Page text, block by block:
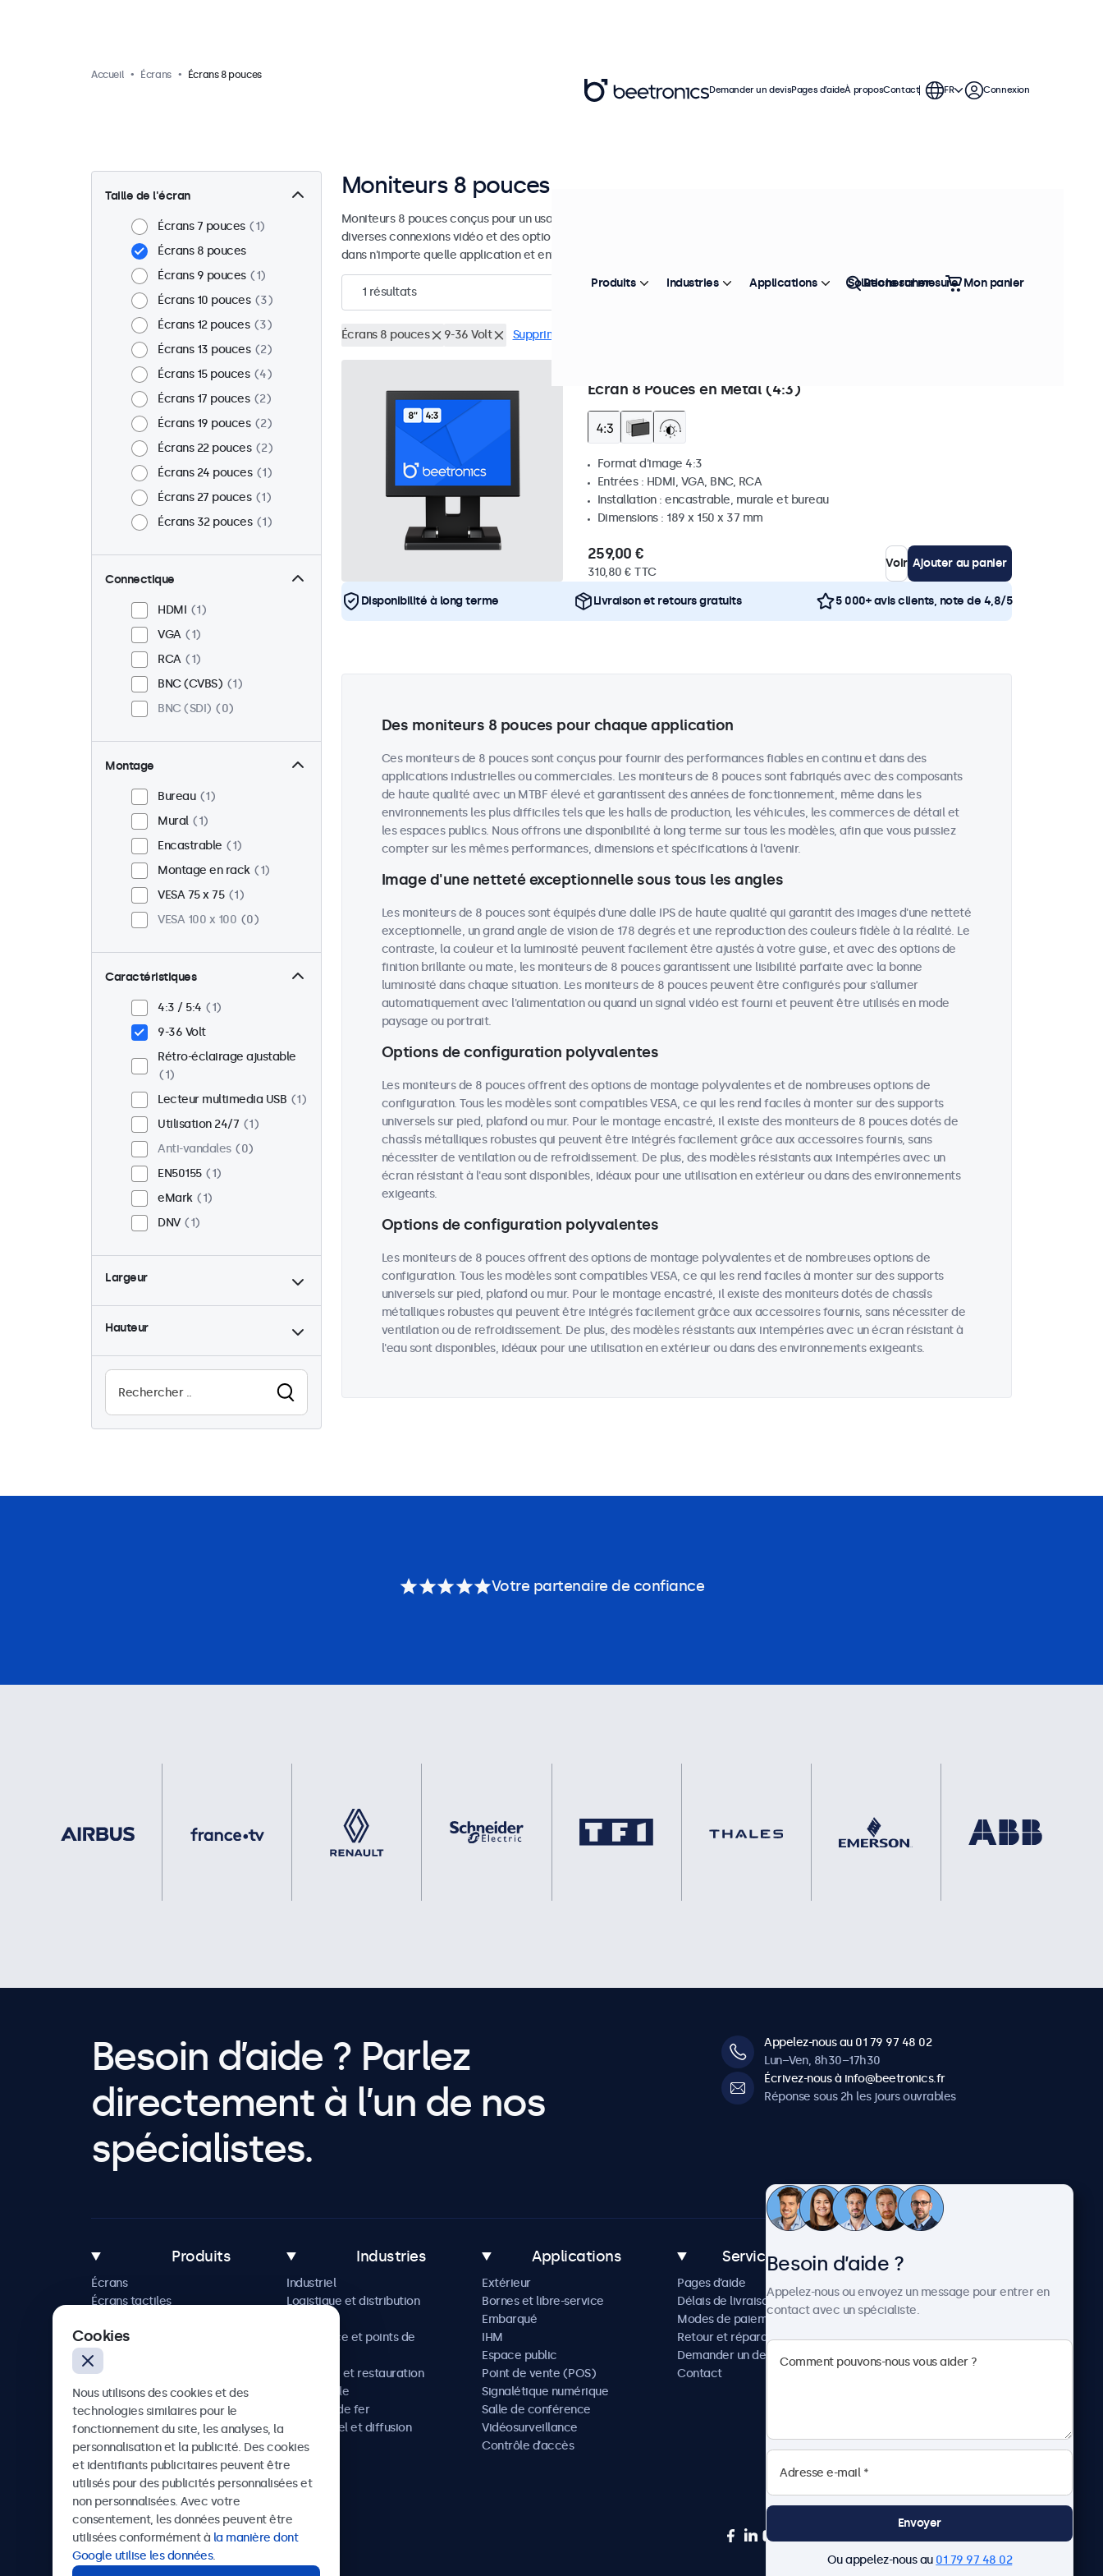
Accueil Écrans Écrans 8 pouces
Taille de l'écran
Écrans 7 pouces
1
Écrans 8 pouces
Écrans 9 pouces
1
Écrans 10 pouces
3
Écrans 12 pouces
3
Écrans 13 pouces
2
Écrans 15 pouces
4
Écrans 17 pouces
2
Écrans 19 pouces
2
Écrans 22 pouces
2
Écrans 24 pouces
1
Écrans 27 pouces
1
Écrans 32 pouces
1
Connectique
HDMI
1
VGA
1
RCA
1
BNC (CVBS)
1
BNC (SDI)
0
Montage
Bureau
1
Mural
1
Encastrable
1
Montage en rack
1
VESA 75 x 75
1
VESA 100 x 100
0
Caractéristiques
4:3 / 5:4
1
9-36 Volt
Rétro-éclairage ajustable
1
Lecteur multimedia USB
1
Utilisation 24/7
1
Anti-vandales
0
EN50155
1
eMark
1
DNV
1
Largeur
Hauteur
Moniteurs 8 pouces
Moniteurs 8 pouces conçus pour un usage industriel et commercial. Ces moniteurs de 8 pouces offrent
diverses connexions vidéo et des options de montage polyvalentes, leur permettant de s'intégrer facilement
dans n'importe quelle application et environnement.
1 résultats Top vente
Écrans 8 pouces 9-36 Volt Supprimer tous les filtres
Écran 8 Pouces en Métal (4:3)
Format d'image 4:3
Entrées : HDMI, VGA, BNC, RCA
Installation : encastrable, murale et bureau
Dimensions : 189 x 150 x 37 mm
259,00 €
310,80 € TTC
Voir Ajouter au panier
Disponibilité à long terme Livraison et retours gratuits 5 000+ avis clients, note de 4,8/5
Des moniteurs 8 pouces pour chaque application
Ces moniteurs de 8 pouces sont conçus pour fournir des performances fiables en continu et dans des
applications industrielles ou commerciales. Les moniteurs de 8 pouces sont fabriqués avec des composants
de haute qualité avec un MTBF élevé et garantissent des années de fonctionnement, même dans les
environnements les plus difficiles tels que les halls de production, les véhicules, les commerces de détail et
les espaces publics. Nous offrons une disponibilité à long terme sur tous les modèles, afin que vous puissiez
compter sur les mêmes performances, dimensions et spécifications à l'avenir.
Image d'une netteté exceptionnelle sous tous les angles
Les moniteurs de 8 pouces sont équipés d'une dalle IPS de haute qualité qui garantit des images d'une netteté
exceptionnelle, un grand angle de vision de 178 degrés et une reproduction des couleurs fidèle à la réalité. Le
contraste, la couleur et la luminosité peuvent facilement être ajustés à votre guise, et avec des options de
finition brillante ou mate, les moniteurs de 8 pouces garantissent une lisibilité parfaite avec la bonne
luminosité dans chaque situation. Les moniteurs de 8 pouces peuvent être configurés pour s'allumer
automatiquement avec l'alimentation ou quand un signal vidéo est fourni et peuvent être utilisés en mode
paysage ou portrait.
Options de configuration polyvalentes
Les moniteurs de 8 pouces offrent des options de montage polyvalentes et de nombreuses options de
configuration. Tous les modèles sont compatibles VESA, ce qui les rend faciles à monter sur des supports
universels sur pied, plafond ou mur. Pour le montage encastré, il existe des moniteurs de 8 pouces dotés de
chassîs métalliques robustes qui peuvent être intégrés facilement grâce aux accessoires fournis, sans
nécessiter de ventilation ou de refroidissement. De plus, des modèles résistants aux intempéries avec un
écran résistant à l'eau sont disponibles, idéaux pour une utilisation en extérieur ou dans des environnements
exigeants.
Options de configuration polyvalentes
Les moniteurs de 8 pouces offrent des options de montage polyvalentes et de nombreuses options de
configuration. Tous les modèles sont compatibles VESA, ce qui les rend faciles à monter sur des supports
universels sur pied, plafond ou mur. Pour le montage encastré, il existe des moniteurs dotés de chassîs
métalliques robustes qui peuvent être intégrés facilement grâce aux accessoires fournis, sans nécessiter de
ventilation ou de refroidissement. De plus, des modèles résistants aux intempéries avec un écran résistant à
l'eau sont disponibles, idéaux pour une utilisation en extérieur ou dans des environnements exigeants.
Demander un devisPages d’aideÀ proposContact FR Connexion
Produits Industries Applications Solutions sur mesure
Rechercher Mon panier
Votre partenaire de confiance
Besoin d’aide ? Parlez
directement à l’un de nos
spécialistes.
Appelez-nous au 01 79 97 48 02
Lun–Ven, 8h30–17h30
Écrivez-nous à info@beetronics.fr
Réponse sous 2h les jours ouvrables
Produits
Écrans
Écrans tactiles
Solutions sur mesure
Industries
Industriel
Logistique et distribution
Commerce et points de
Hôtellerie et restauration
Automobile
Chemins de fer
Audiovisuel et diffusion
Santé
Applications
Extérieur
Bornes et libre-service
Embarqué
IHM
Espace public
Point de vente (POS)
Signalétique numérique
Salle de conférence
Vidéosurveillance
Contrôle d’accès
Service client
Pages d’aide
Délais de livraison
Modes de paiement
Retour et réparation
Demander un devis
Contact
Actualités et mises à jour
Carrière
Conditions de vente
Beetronics
75 Boulevard Haussmann, 75008 Paris, France
Besoin d’aide ?
Appelez-nous ou envoyez un message pour entrer en
contact avec un spécialiste.
Envoyer
Ou appelez-nous au 01 79 97 48 02
Cookies
Nous utilisons des cookies et des
technologies similaires pour le
fonctionnement du site, les analyses, la
personnalisation et la publicité. Des cookies
et identifiants publicitaires peuvent être
utilisés pour des publicités personnalisées et
non personnalisées. Avec votre
consentement, les données peuvent être
utilisées conformément à la manière dont
Google utilise les données.